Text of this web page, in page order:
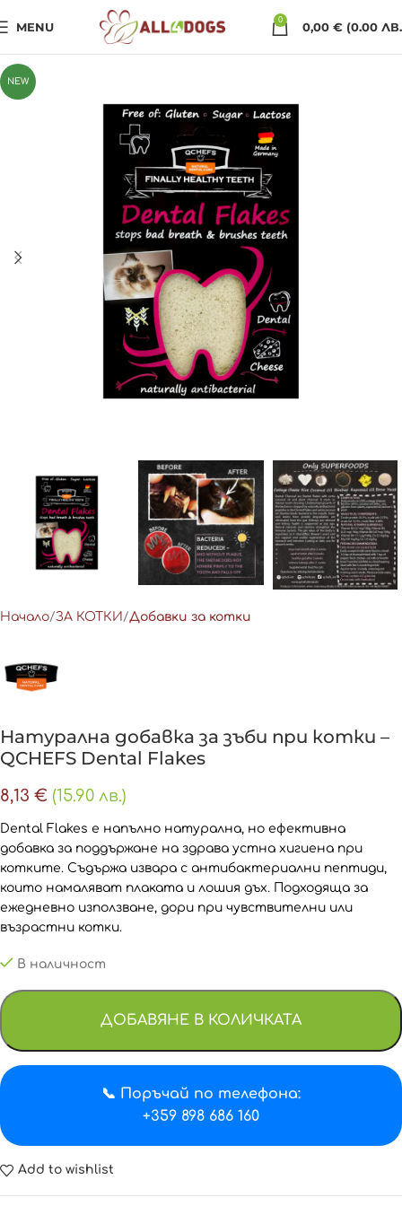
MENU 0 0,00 € (0.00
NEW
Начало ЗА КОТКИ Добавки за котки
Натурална добавка за зъби при котки –
QCHEFS Dental Flakes
8,13 € (15.90 лв.)
Dental Flakes е напълно натурална, но ефективна
добавка за поддържане на здрава устна хигиена при
котките. Съдържа извара с антибактериални пептиди,
които намаляват плаката и лошия дъх. Подходяща за
ежедневно използване, дори при чувствителни или
възрастни котки.
В наличност
ДОБАВЯНЕ В КОЛИЧКАТА
📞 Поръчай по телефона:
+359 898 686 160
Add to wishlist